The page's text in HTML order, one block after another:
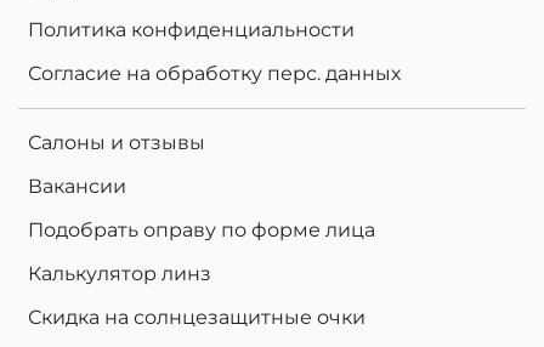
Политика конфиденциальности
Согласие на обработку перс. данных
Салоны и отзывы
Вакансии
Подобрать оправу по форме лица
Калькулятор линз
Скидка на солнцезащитные очки